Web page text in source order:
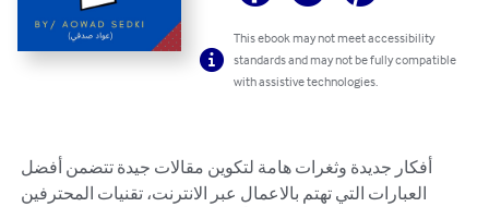
This ebook may not meet accessibility
standards and may not be fully compatible
with assistive technologies.
أفكار جديدة وثغرات هامة لتكوين مقالات جيدة تتضمن أفضل
العبارات التي تهتم بالاعمال عبر الانترنت، تقنيات المحترفين